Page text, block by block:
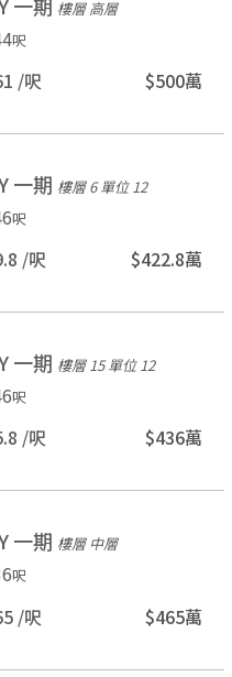
樓層 高層
呎
/呎 $500萬
一期 樓層 6 單位 12
呎
/呎 $422.8萬
一期 樓層 15 單位 12
呎
/呎 $436萬
一期 樓層 中層
呎
/呎 $465萬